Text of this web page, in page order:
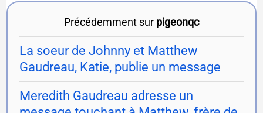
Précédemment sur pigeonqc
La soeur de Johnny et Matthew
Gaudreau, Katie, publie un message
Meredith Gaudreau adresse un